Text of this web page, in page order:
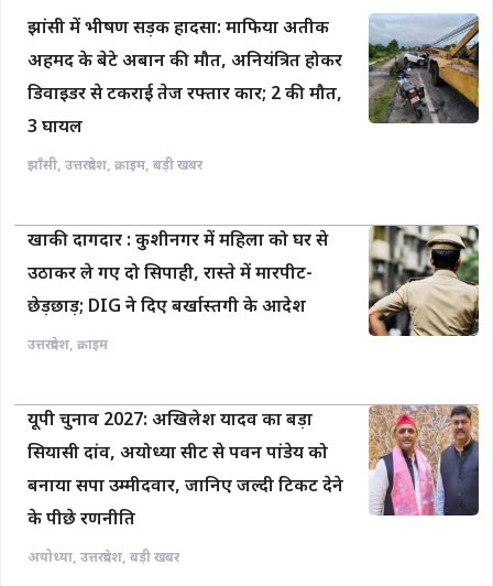
झांसी में भीषण सड़क हादसा: माफिया अतीक
अहमद के बेटे अबान की मौत, अनियंत्रित होकर
डिवाइडर से टकराई तेज रफ्तार कार; 2 की मौत,
3 घायल
झाँसी, उत्तरप्रदेश, क्राइम, बड़ी खबर
खाकी दागदार : कुशीनगर में महिला को घर से
उठाकर ले गए दो सिपाही, रास्ते में मारपीट-
छेड़छाड़; DIG ने दिए बर्खास्तगी के आदेश
उत्तरप्रदेश, क्राइम
यूपी चुनाव 2027: अखिलेश यादव का बड़ा
सियासी दांव, अयोध्या सीट से पवन पांडेय को
बनाया सपा उम्मीदवार, जानिए जल्दी टिकट देने
के पीछे रणनीति
अयोध्या, उत्तरप्रदेश, बड़ी खबर